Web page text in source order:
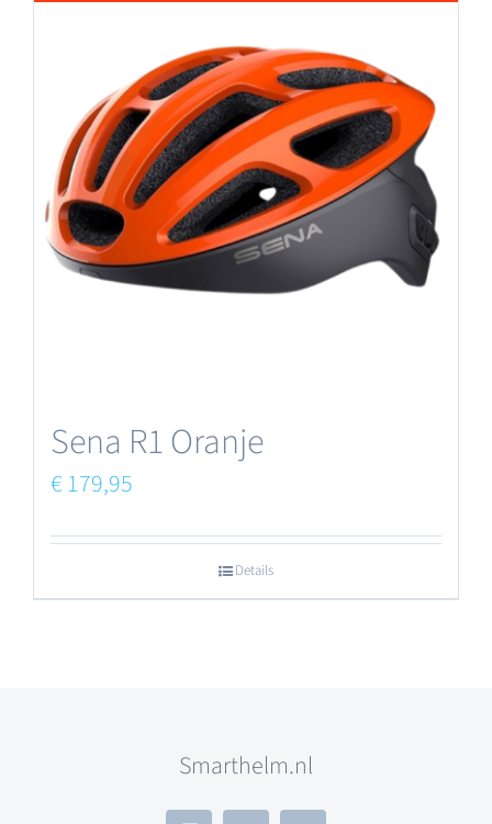
Sena R1 Oranje
€179,95
Details
Smarthelm.nl